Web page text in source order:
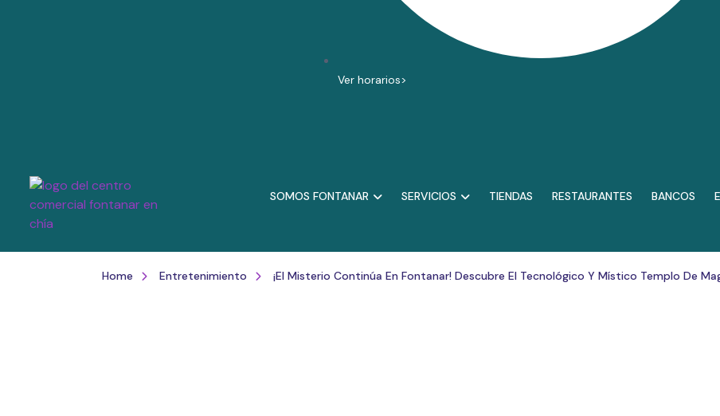
Ver horarios>
SOMOS FONTANAR SERVICIOS TIENDAS RESTAURANTES BANCOS
Home Entretenimiento ¡El Misterio Continúa En Fontanar! Descubre El Tecnológico Y Místico Templo De